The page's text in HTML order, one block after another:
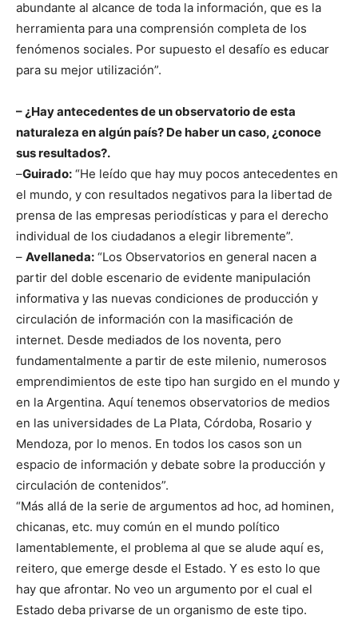
abundante al alcance de toda la información, que es la
herramienta para una comprensión completa de los
fenómenos sociales. Por supuesto el desafío es educar
para su mejor utilización”.
– ¿Hay antecedentes de un observatorio de esta
naturaleza en algún país? De haber un caso, ¿conoce
sus resultados?.
–Guirado: “He leído que hay muy pocos antecedentes en
el mundo, y con resultados negativos para la libertad de
prensa de las empresas periodísticas y para el derecho
individual de los ciudadanos a elegir libremente”.
– Avellaneda: “Los Observatorios en general nacen a
partir del doble escenario de evidente manipulación
informativa y las nuevas condiciones de producción y
circulación de información con la masificación de
internet. Desde mediados de los noventa, pero
fundamentalmente a partir de este milenio, numerosos
emprendimientos de este tipo han surgido en el mundo y
en la Argentina. Aquí tenemos observatorios de medios
en las universidades de La Plata, Córdoba, Rosario y
Mendoza, por lo menos. En todos los casos son un
espacio de información y debate sobre la producción y
circulación de contenidos”.
“Más allá de la serie de argumentos ad hoc, ad hominen,
chicanas, etc. muy común en el mundo político
lamentablemente, el problema al que se alude aquí es,
reitero, que emerge desde el Estado. Y es esto lo que
hay que afrontar. No veo un argumento por el cual el
Estado deba privarse de un organismo de este tipo.